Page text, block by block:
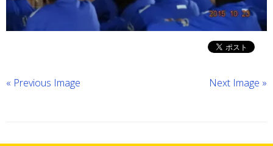
« Previous Image Next Image »